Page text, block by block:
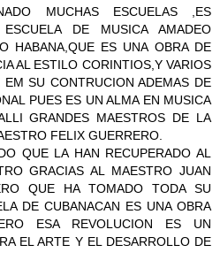
MUCHAS ESCUELAS ,ES
DE MUSICA AMADEO
HABANA,QUE ES UNA OBRA DE
AL ESTILO CORINTIOS,Y VARIOS
SU CONTRUCION ADEMAS DE
PUES ES UN ALMA EN MUSICA
GRANDES MAESTROS DE LA
FELIX GUERRERO.
QUE LA HAN RECUPERADO AL
GRACIAS AL MAESTRO JUAN
QUE HA TOMADO TODA SU
DE CUBANACAN ES UNA OBRA
ESA REVOLUCION ES UN
EL ARTE Y EL DESARROLLO DE